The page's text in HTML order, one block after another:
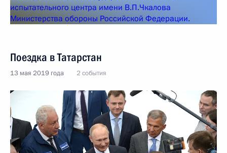
Поездка в Татарстан
13 мая 2019 года 2 события